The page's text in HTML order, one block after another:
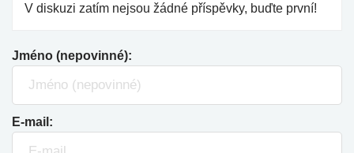
V diskuzi zatím nejsou žádné příspěvky, buďte první!
Jméno (nepovinné):
E-mail: